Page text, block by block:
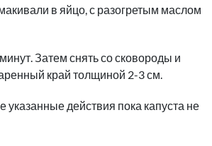
в яйцо, с разогретым маслом
Затем снять со сковороды и
край толщиной 2-3 см.
действия пока капуста не